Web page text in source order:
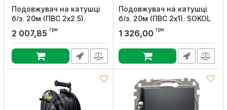
Подовжувач на катушцi
б/з, 20м (ПВС 2х2,5),
Артикул:
2 007,85 грн
Подовжувач на катушцi
б/з, 20м (ПВС 2х1), SOKOL
Артикул:166707
1 326,00 грн